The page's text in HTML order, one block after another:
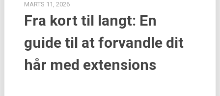
MARTS 11, 2026
Fra kort til langt: En
guide til at forvandle dit
hår med extensions